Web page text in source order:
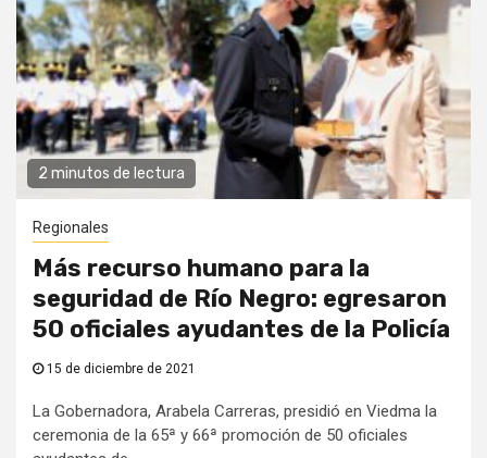
2 minutos de lectura
Regionales
Más recurso humano para la
seguridad de Río Negro: egresaron
50 oficiales ayudantes de la Policía
15 de diciembre de 2021
La Gobernadora, Arabela Carreras, presidió en Viedma la
ceremonia de la 65ª y 66ª promoción de 50 oficiales